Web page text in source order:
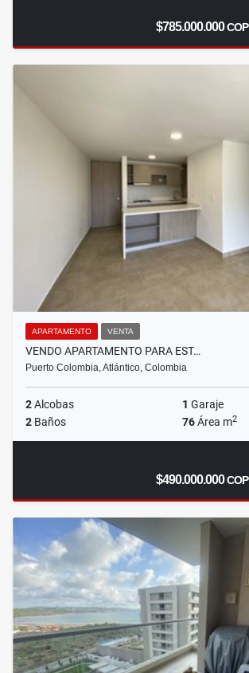
$785.000.000COP
APARTAMENTO VENTA
VENDO APARTAMENTO PARA EST…
Puerto Colombia, Atlántico, Colombia
2Alcobas 1 Garaje
2 Baños 76Área m2
$490.000.000COP